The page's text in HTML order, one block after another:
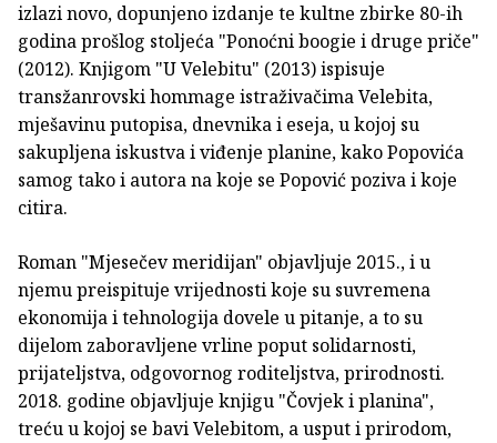
izlazi novo, dopunjeno izdanje te kultne zbirke 80-ih
godina prošlog stoljeća "Ponoćni boogie i druge priče"
(2012). Knjigom "U Velebitu" (2013) ispisuje
transžanrovski hommage istraživačima Velebita,
mješavinu putopisa, dnevnika i eseja, u kojoj su
sakupljena iskustva i viđenje planine, kako Popovića
samog tako i autora na koje se Popović poziva i koje
citira.
Roman "Mjesečev meridijan" objavljuje 2015., i u
njemu preispituje vrijednosti koje su suvremena
ekonomija i tehnologija dovele u pitanje, a to su
dijelom zaboravljene vrline poput solidarnosti,
prijateljstva, odgovornog roditeljstva, prirodnosti.
2018. godine objavljuje knjigu "Čovjek i planina",
treću u kojoj se bavi Velebitom, a usput i prirodom,